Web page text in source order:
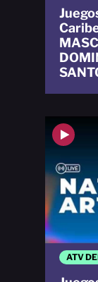
ATV